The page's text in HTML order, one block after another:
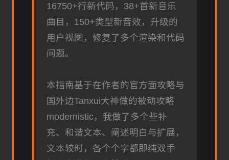
16750+行新代码，38+首新音乐
曲目，150+类型新音效，升级的
用户视图，修复了多个渲染和代码
问题。
本指南基于在作者的官方面攻略与
国外边Tanxui大神做的被动攻略
modernistic，我做了多个些补
充、和谐文本、阐述明白与扩展，
文本较时，各个个字都即纯双手